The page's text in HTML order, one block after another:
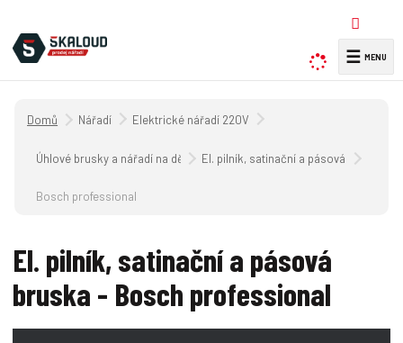
y
d
☰
Úvodní strana
Nářadí Elektrické nářadí 220V
Úhlové brusky a nářadí na dělení a obrábění kovů 220V
El. pilník, satinační a pásová bruska
Bosch professional
El. pilník, satinační a pásová
bruska - Bosch professional